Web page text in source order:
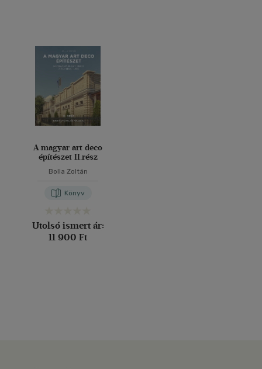
A magyar art deco
építészet II.rész
Bolla Zoltán
Könyv
Utolsó ismert ár:
11 900 Ft